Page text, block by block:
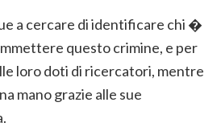
a cercare di identificare chi �
questo crimine, e per
loro doti di ricercatori, mentre
mano grazie alle sue